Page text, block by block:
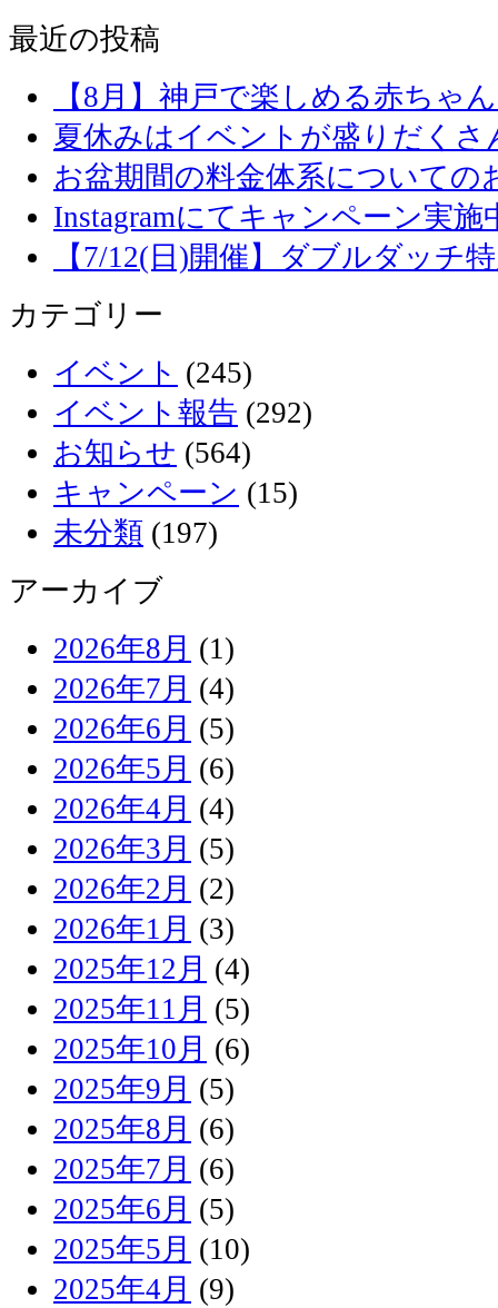
最近の投稿
【8月】神戸で楽しめる赤ちゃ
夏休みはイベントが盛りだくさ
お盆期間の料金体系についての
Instagramにてキャンペーン実施
【7/12(日)開催】ダブルダッチ
カテゴリー
イベント (245)
イベント報告 (292)
お知らせ (564)
キャンペーン (15)
未分類 (197)
アーカイブ
2026年8月 (1)
2026年7月 (4)
2026年6月 (5)
2026年5月 (6)
2026年4月 (4)
2026年3月 (5)
2026年2月 (2)
2026年1月 (3)
2025年12月 (4)
2025年11月 (5)
2025年10月 (6)
2025年9月 (5)
2025年8月 (6)
2025年7月 (6)
2025年6月 (5)
2025年5月 (10)
2025年4月 (9)